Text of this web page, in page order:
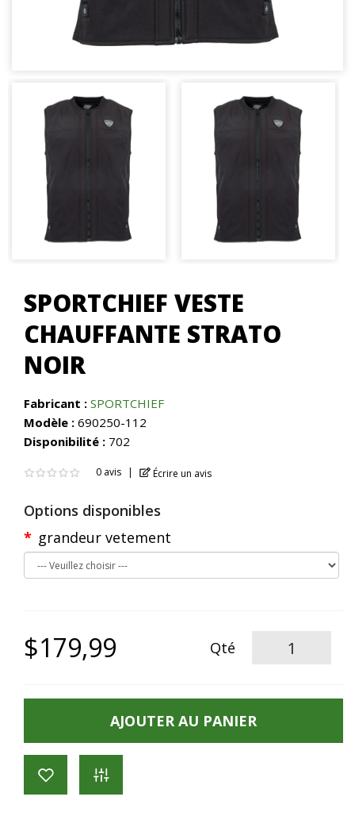
SPORTCHIEF VESTE
CHAUFFANTE STRATO
NOIR
Fabricant : SPORTCHIEF
Modèle : 690250-112
Disponibilité : 702
0 avis Écrire un avis
Options disponibles
grandeur vetement
$179,99 Qté
AJOUTER AU PANIER